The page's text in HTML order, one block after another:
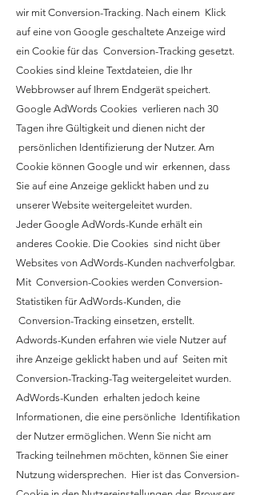
wir mit Conversion-Tracking. Nach einem Klick
auf eine von Google geschaltete Anzeige wird
ein Cookie für das Conversion-Tracking gesetzt.
Cookies sind kleine Textdateien, die Ihr
Webbrowser auf Ihrem Endgerät speichert.
Google AdWords Cookies verlieren nach 30
Tagen ihre Gültigkeit und dienen nicht der
persönlichen Identifizierung der Nutzer. Am
Cookie können Google und wir erkennen, dass
Sie auf eine Anzeige geklickt haben und zu
unserer Website weitergeleitet wurden.
Jeder Google AdWords-Kunde erhält ein
anderes Cookie. Die Cookies sind nicht über
Websites von AdWords-Kunden nachverfolgbar.
Mit Conversion-Cookies werden Conversion-
Statistiken für AdWords-Kunden, die
Conversion-Tracking einsetzen, erstellt.
Adwords-Kunden erfahren wie viele Nutzer auf
ihre Anzeige geklickt haben und auf Seiten mit
Conversion-Tracking-Tag weitergeleitet wurden.
AdWords-Kunden erhalten jedoch keine
Informationen, die eine persönliche Identifikation
der Nutzer ermöglichen. Wenn Sie nicht am
Tracking teilnehmen möchten, können Sie einer
Nutzung widersprechen. Hier ist das Conversion-